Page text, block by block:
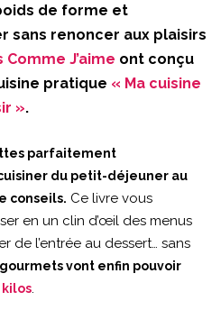
de forme et
sans renoncer aux plaisirs
Comme J’aime ont conçu
pratique « Ma cuisine
».
parfaitement
du petit-déjeuner au
conseils. Ce livre vous
en un clin d’œil des menus
de l’entrée au dessert… sans
gourmets vont enfin pouvoir
kilos.